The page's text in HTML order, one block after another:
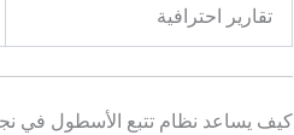
تقارير احترافية
كيف يساعد نظام تتبع الأسطول في